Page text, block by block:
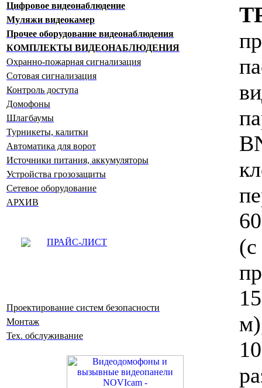
Цифровое видеонаблюдение
Муляжи видеокамер
Прочее оборудование видеонаблюдения
КОМПЛЕКТЫ ВИДЕОНАБЛЮДЕНИЯ
Охранно-пожарная сигнализация
Сотовая сигнализация
Контроль доступа
Домофоны
Шлагбаумы
Турникеты, калитки
Автоматика для ворот
Источники питания, аккумуляторы
Устройства грозозащиты
Сетевое оборудование
АРХИВ
ПРАЙС-ЛИСТ
Проектирование систем безопасности
Монтаж
Тех. обслуживание